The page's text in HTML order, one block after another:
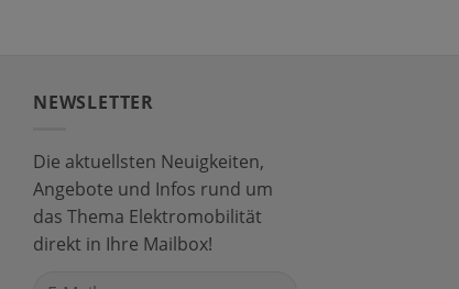
NEWSLETTER
Die aktuellsten Neuigkeiten,
Angebote und Infos rund um
das Thema Elektromobilität
direkt in Ihre Mailbox!